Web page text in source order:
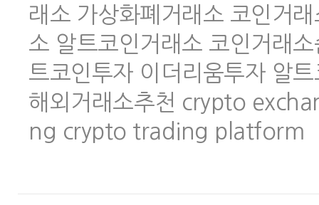
래소 가상화폐거래소 코인거
소 알트코인거래소 코인거래
트코인투자 이더리움투자 알
해외거래소추천 crypto
ng crypto trading platform